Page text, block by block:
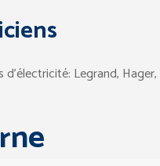
Legrand, Hager,